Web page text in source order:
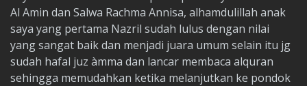
Al Amin dan Salwa Rachma Annisa, alhamdulillah anak
saya yang pertama Nazril sudah lulus dengan nilai
yang sangat baik dan menjadi juara umum selain itu jg
sudah hafal juz àmma dan lancar membaca alquran
sehingga memudahkan ketika melanjutkan ke pondok